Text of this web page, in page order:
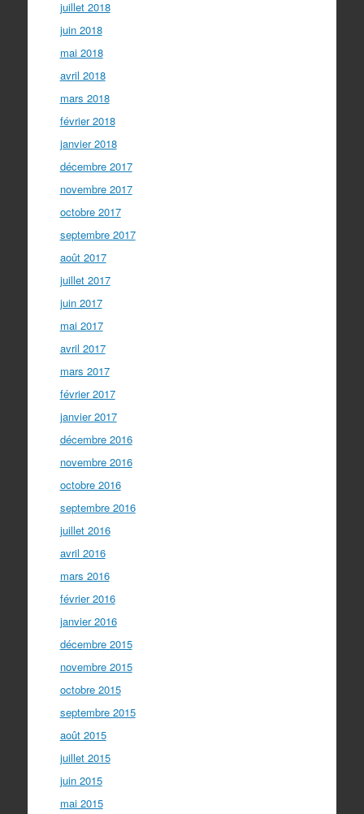
juillet 2018
juin 2018
mai 2018
avril 2018
mars 2018
février 2018
janvier 2018
décembre 2017
novembre 2017
octobre 2017
septembre 2017
août 2017
juillet 2017
juin 2017
mai 2017
avril 2017
mars 2017
février 2017
janvier 2017
décembre 2016
novembre 2016
octobre 2016
septembre 2016
juillet 2016
avril 2016
mars 2016
février 2016
janvier 2016
décembre 2015
novembre 2015
octobre 2015
septembre 2015
août 2015
juillet 2015
juin 2015
mai 2015